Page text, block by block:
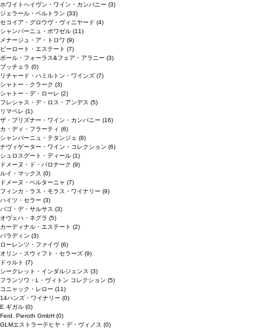
ホワイトへイヴン・ワイン・カンパニー (3)
ジェラール・ベルトラン (33)
セコイア・グロウヴ・ヴィニヤード (4)
シャンパーニュ・ボワゼル (11)
メナージュ・ア・トロワ (9)
ピーロート・エステート (7)
ボール・フォーラス&フェア・アラニー (3)
ブッチェラ (0)
リチャード・ハミルトン・ワインズ (7)
シャトー・クラーク (3)
シャトー・デ・ローレ (2)
フレシャス・デ・ロス・アンデス (5)
リマペレ (1)
ザ・プリズナー・ワイン・カンパニー (16)
カ・ディ・フラーティ (6)
シャンパーニュ・テタンジェ (8)
ナヴィゲーター・ワイン・コレクション (6)
シュロスグート・ディール (1)
ドメーヌ・ド・バロナーク (9)
ルイ・マックス (0)
ドメーヌ・ベルターニャ (7)
フィンカ・ラス・モラス・ワイナリー (9)
ハイツ・セラー (3)
パゴ・デ・サルサス (3)
オヴェハ・ネグラ (5)
カーディナル・エステート (2)
パラディン (3)
ローレンツ・ファイヴ(6)
オリン・スウィフト・セラーズ (9)
ドゥルト (7)
シークレット・インダルジェンス (3)
フランソワ・L・ヴィトン コレクション (5)
コニャック・レロー (11)
14ハンズ・ワイナリー (0)
E.ギガル (0)
Ferd. Pieroth GmbH (0)
GLMエストラーテヒヤ・デ・ヴィノス (0)